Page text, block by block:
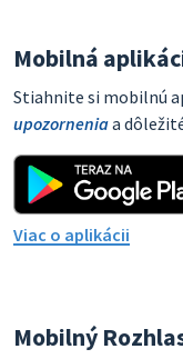
Mobilná
Stiahnite si mobilnú
upozorneniaa
Viac o aplikácii
Mobilný